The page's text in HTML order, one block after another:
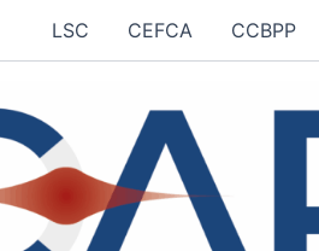
LSC CEFCA CCBPP